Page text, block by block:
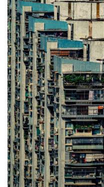
索
古
地
圖
媽
閣
寺
廟
巴
士
教